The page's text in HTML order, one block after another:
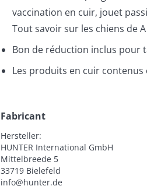
vaccination en cuir, jouet
Tout savoir sur les chiens de A
Bon de réduction inclus pour
Les produits en cuir contenus
Fabricant
Hersteller:
HUNTER International GmbH
Mittelbreede 5
33719 Bielefeld
info@hunter.de